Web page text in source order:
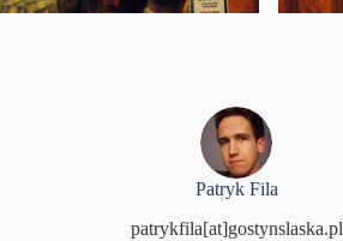
Patryk Fila
patrykfila[at]gostynslaska.pl